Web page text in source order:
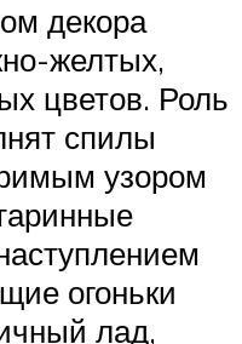
декора
желтых,
цветов. Роль
спилы
узором
огоньки
лад,